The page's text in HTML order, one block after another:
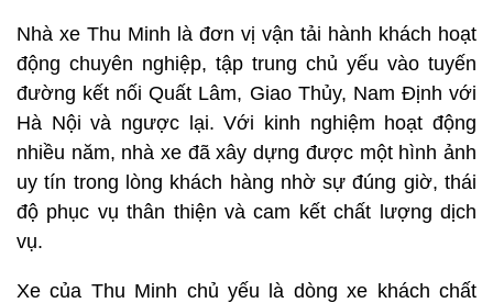
Nhà xe Thu Minh là đơn vị vận tải hành khách hoạt
động chuyên nghiệp, tập trung chủ yếu vào tuyến
đường kết nối Quất Lâm, Giao Thủy, Nam Định với
Hà Nội và ngược lại. Với kinh nghiệm hoạt động
nhiều năm, nhà xe đã xây dựng được một hình ảnh
uy tín trong lòng khách hàng nhờ sự đúng giờ, thái
độ phục vụ thân thiện và cam kết chất lượng dịch
vụ.
Xe của Thu Minh chủ yếu là dòng xe khách chất